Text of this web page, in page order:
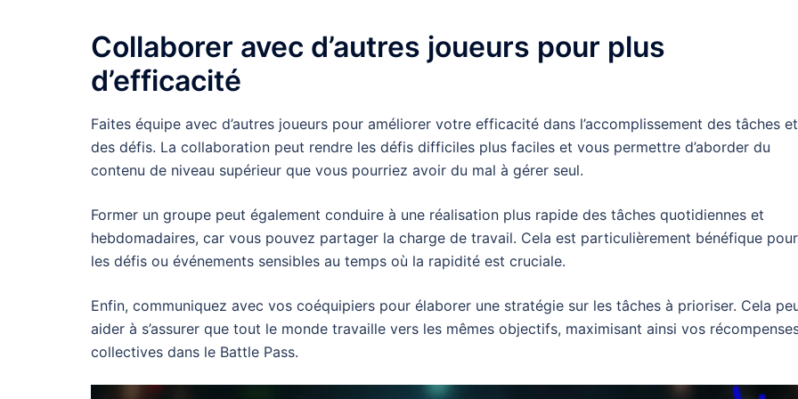
Collaborer avec d’autres joueurs pour plus
d’efficacité
Faites équipe avec d’autres joueurs pour améliorer votre efficacité dans l’accomplissement des tâches et
des défis. La collaboration peut rendre les défis difficiles plus faciles et vous permettre d’aborder du
contenu de niveau supérieur que vous pourriez avoir du mal à gérer seul.
Former un groupe peut également conduire à une réalisation plus rapide des tâches quotidiennes et
hebdomadaires, car vous pouvez partager la charge de travail. Cela est particulièrement bénéfique pour
les défis ou événements sensibles au temps où la rapidité est cruciale.
Enfin, communiquez avec vos coéquipiers pour élaborer une stratégie sur les tâches à prioriser. Cela
aider à s’assurer que tout le monde travaille vers les mêmes objectifs, maximisant ainsi vos
collectives dans le Battle Pass.